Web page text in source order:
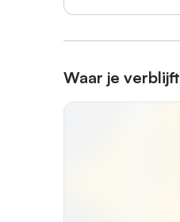
Waar je verblijft